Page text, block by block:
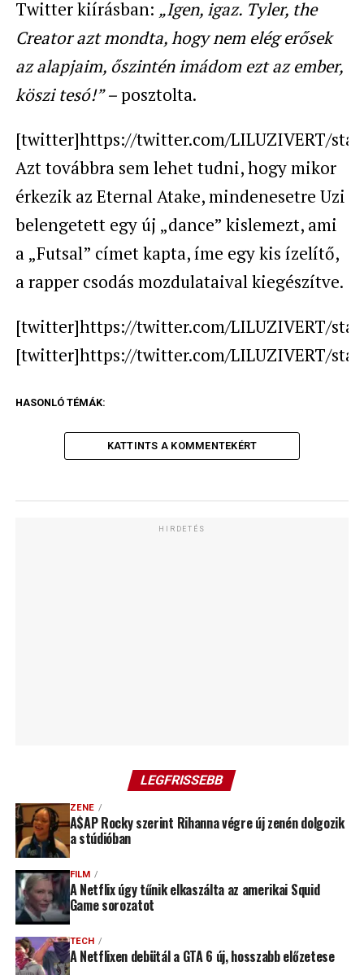
Twitter kiírásban: „Igen, igaz. Tyler, the
Creator azt mondta, hogy nem elég erősek
az alapjaim, őszintén imádom ezt az ember,
köszi tesó!” –posztolta.
[twitter]https://twitter.com/LILUZIVERT/
Azt továbbra sem lehet tudni, hogy mikor
érkezik az Eternal Atake, mindenesetre Uzi
belengetett egy új „dance” kislemezt, ami
a „Futsal” címet kapta, íme egy kis ízelítő,
a rapper csodás mozdulataival kiegészítve.
[twitter]https://twitter.com/LILUZIVERT/
[twitter]https://twitter.com/LILUZIVERT/
HASONLÓ TÉMÁK:
KATTINTS A KOMMENTEKÉRT
HIRDETÉS
LEGFRISSEBB
ZENE
A$AP Rocky szerint Rihanna végre új zenén dolgozik
a stúdióban
FILM
A Netflix úgy tűnik elkaszálta az amerikai Squid
Game sorozatot
TECH
A Netflixen debütál a GTA 6 új, hosszabb előzetese